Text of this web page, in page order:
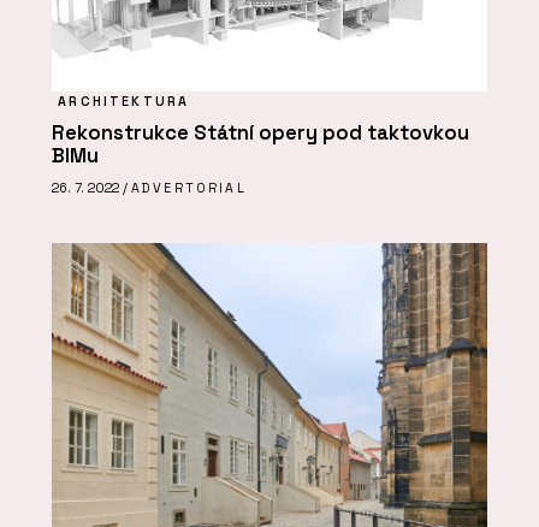
ARCHITEKTURA
Rekonstrukce Státní opery pod taktovkou
BIMu
26. 7. 2022 / ADVERTORIAL